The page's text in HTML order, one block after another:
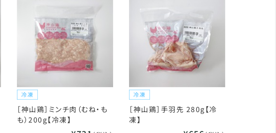
［神山鶏］ミンチ肉（むね・も
も）200g【冷凍】
［神山鶏］手羽先 280g【冷
凍】